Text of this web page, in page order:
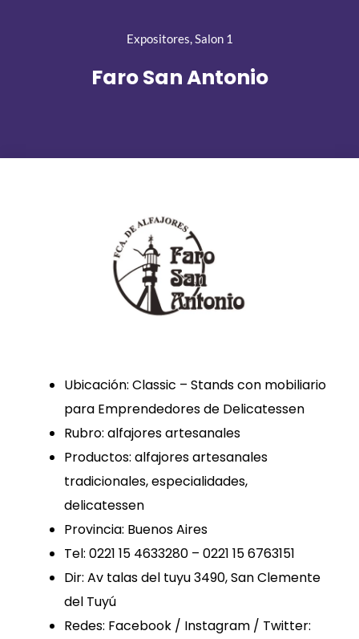
Expositores,Salon 1
Faro San Antonio
Ubicación: Classic – Stands con mobiliario
para Emprendedores de Delicatessen
Rubro: alfajores artesanales
Productos: alfajores artesanales
tradicionales, especialidades,
delicatessen
Provincia: Buenos Aires
Tel: 0221 15 4633280 – 0221 15 6763151
Dir: Av talas del tuyu 3490, San Clemente
del Tuyú
Redes: Facebook / Instagram / Twitter: